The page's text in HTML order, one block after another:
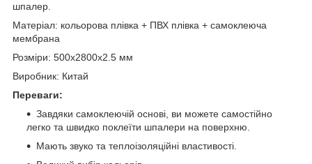
шпалер.
Матеріал: кольорова плівка + ПВХ плівка + самоклеюча
мембрана
Розміри: 500х2800х2.5 мм
Виробник: Китай
Переваги:
Завдяки самоклеючій основі, ви можете самостійно
легко та швидко поклеїти шпалери на поверхню.
Мають звуко та теплоізоляційні властивості.